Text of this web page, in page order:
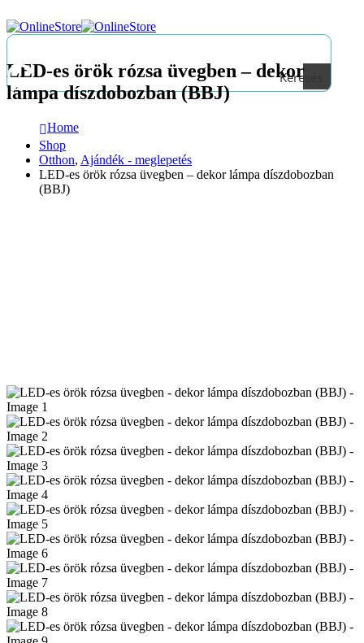
Keresés
LED-es örök rózsa üvegben – dekor
lámpa díszdobozban (BBJ)
Home
Shop
Otthon, Ajándék - meglepetés
LED-es örök rózsa üvegben – dekor lámpa díszdobozban
(BBJ)